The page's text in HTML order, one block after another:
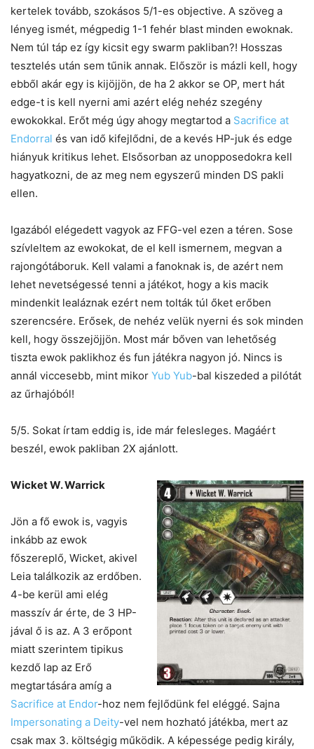
kertelek tovább, szokásos 5/1-es objective. A szöveg a
lényeg ismét, mégpedig 1-1 fehér blast minden ewoknak.
Nem túl táp ez így kicsit egy swarm pakliban?! Hosszas
tesztelés után sem tűnik annak. Először is mázli kell, hogy
ebből akár egy is kijöjjön, de ha 2 akkor se OP, mert hát
edge-t is kell nyerni ami azért elég nehéz szegény
ewokokkal. Erőt még úgy ahogy megtartod a Sacrifice at
Endorral és van idő kifejlődni, de a kevés HP-juk és edge
hiányuk kritikus lehet. Elsősorban az unopposedokra kell
hagyatkozni, de az meg nem egyszerű minden DS pakli
ellen.
Igazából elégedett vagyok az FFG-vel ezen a téren. Sose
szívleltem az ewokokat, de el kell ismernem, megvan a
rajongótáboruk. Kell valami a fanoknak is, de azért nem
lehet nevetségessé tenni a játékot, hogy a kis macik
mindenkit lealáznak ezért nem tolták túl őket erőben
szerencsére. Erősek, de nehéz velük nyerni és sok minden
kell, hogy összejöjjön. Most már bőven van lehetőség
tiszta ewok paklikhoz és fun játékra nagyon jó. Nincs is
annál viccesebb, mint mikor Yub Yub-bal kiszeded a pilótát
az űrhajóból!
5/5. Sokat írtam eddig is, ide már felesleges. Magáért
beszél, ewok pakliban 2X ajánlott.
Wicket W. Warrick
Jön a fő ewok is, vagyis
inkább az ewok
főszereplő, Wicket, akivel
Leia találkozik az erdőben.
4-be kerül ami elég
masszív ár érte, de 3 HP-
jával ő is az. A 3 erőpont
miatt szerintem tipikus
kezdő lap az Erő
megtartására amíg a
Sacrifice at Endor-hoz nem fejlődünk fel eléggé. Sajna
Impersonating a Deity-vel nem hozható játékba, mert az
csak max 3. költségig működik. A képessége pedig király,